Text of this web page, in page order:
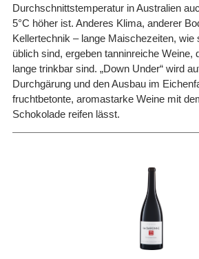
Durchschnittstemperatur in Australien
5°C höher ist. Anderes Klima, anderer
Kellertechnik – lange Maischezeiten, wie
üblich sind, ergeben tanninreiche Weine,
lange trinkbar sind. „Down Under“ wird
Durchgärung und den Ausbau im
fruchtbetonte, aromastarke Weine mit
Schokolade reifen lässt.